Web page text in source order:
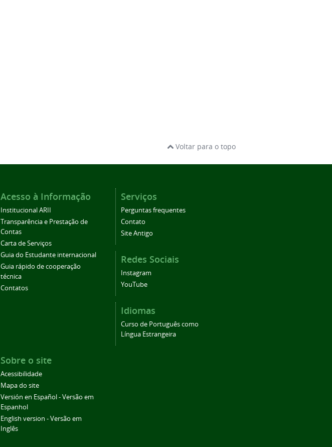
Voltar para o topo
Acesso à Informação
Institucional ARII
Transparência e Prestação de
Contas
Carta de Serviços
Guia do Estudante internacional
Guia rápido de cooperação
técnica
Contatos
Serviços
Perguntas frequentes
Contato
Site Antigo
Redes Sociais
Instagram
YouTube
Idiomas
Curso de Português como
Língua Estrangeira
Sobre o site
Acessibilidade
Mapa do site
Versión en Español - Versão em
Espanhol
English version - Versão em
Inglês